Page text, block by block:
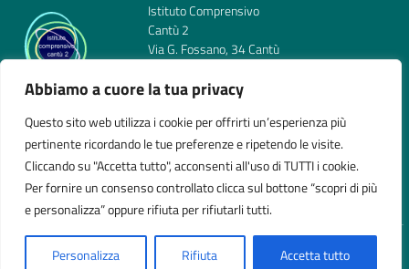
Abbiamo a cuore la tua privacy
Questo sito web utilizza i cookie per offrirti un’esperienza più
pertinente ricordando le tue preferenze e ripetendo le visite.
Cliccando su "Accetta tutto", acconsenti all'uso di TUTTI i cookie.
Per fornire un consenso controllato clicca sul bottone “scopri di più
e personalizza” oppure rifiuta per rifiutarli tutti.
Personalizza Rifiuta Accetta tutto
Istituto Comprensivo
Cantù 2
Via G. Fossano, 34 Cantù
E-mail: coic838002@istruzione.it
Codice Meccanografico: COIC838002
Codice Fiscale: 81003990132
Idea e progetto di Designers Italia